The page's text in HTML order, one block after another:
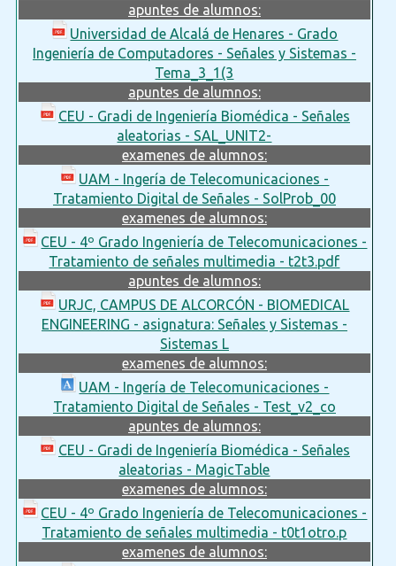
apuntes de alumnos:
Universidad de Alcalá de Henares - Grado
Ingeniería de Computadores - Señales y Sistemas -
Tema_3_1(3
apuntes de alumnos:
CEU - Gradi de Ingeniería Biomédica - Señales
aleatorias - SAL_UNIT2-
examenes de alumnos:
UAM - Ingería de Telecomunicaciones -
Tratamiento Digital de Señales - SolProb_00
examenes de alumnos:
CEU - 4º Grado Ingeniería de Telecomunicaciones -
Tratamiento de señales multimedia - t2t3.pdf
apuntes de alumnos:
URJC, CAMPUS DE ALCORCÓN - BIOMEDICAL
ENGINEERING - asignatura: Señales y Sistemas -
Sistemas L
examenes de alumnos:
UAM - Ingería de Telecomunicaciones -
Tratamiento Digital de Señales - Test_v2_co
apuntes de alumnos:
CEU - Gradi de Ingeniería Biomédica - Señales
aleatorias - MagicTable
examenes de alumnos:
CEU - 4º Grado Ingeniería de Telecomunicaciones -
Tratamiento de señales multimedia - t0t1otro.p
examenes de alumnos: